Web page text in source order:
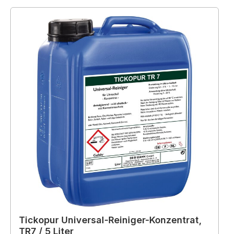
Tickopur Universal-Reiniger-Konzentrat,
TR7 / 5 Liter